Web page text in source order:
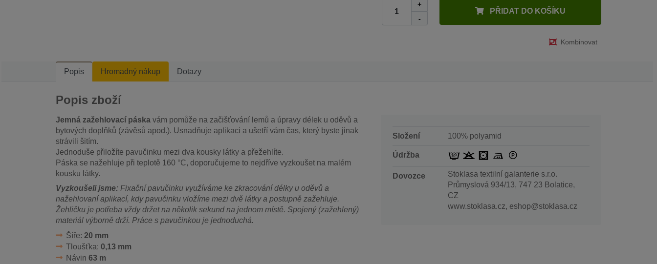
+
-
PŘIDAT DO KOŠÍKU
Kombinovat
Popis Hromadný nákup Dotazy
Popis zboží
Jemná zažehlovací páska vám pomůže na začišťování lemů a úpravy délek u oděvů a
bytových doplňků (závěsů apod.). Usnadňuje aplikaci a ušetří vám čas, který byste jinak
strávili šitím.
Jednoduše přiložíte pavučinku mezi dva kousky látky a přežehlíte.
Páska se nažehluje při teplotě 160 °C, doporučujeme to nejdříve vyzkoušet na malém
kousku látky.
Vyzkoušeli jsme: Fixační pavučinku využíváme ke zkracování délky u oděvů a
nažehlovaní aplikací, kdy pavučinku vložíme mezi dvě látky a postupně zažehluje.
Žehličku je potřeba vždy držet na několik sekund na jednom místě. Spojený (zažehlený)
materiál výborně drží. Práce s pavučinkou je jednoduchá.
Šíře: 20 mm
Tloušťka: 0,13 mm
Návin 63 m
Složení 100% polyamid
Údržba
Dovozce
Stoklasa textilní galanterie s.r.o.
Průmyslová 934/13, 747 23 Bolatice,
CZ
www.stoklasa.cz, eshop@stoklasa.cz